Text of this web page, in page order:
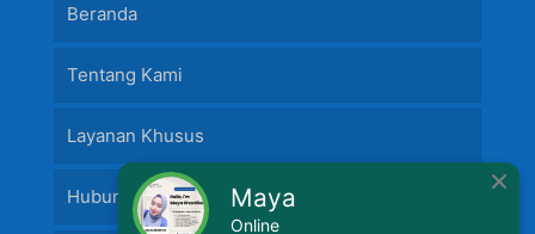
Beranda
Tentang Kami
Layanan Khusus
Hubungi Kami Maya
Online